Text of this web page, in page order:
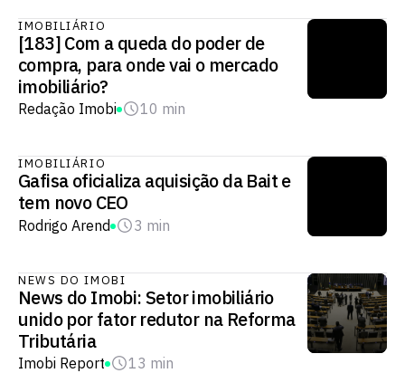
IMOBILIÁRIO
[183] Com a queda do poder de
compra, para onde vai o mercado
imobiliário?
Redação Imobi 10 min
IMOBILIÁRIO
Gafisa oficializa aquisição da Bait e
tem novo CEO
Rodrigo Arend 3 min
NEWS DO IMOBI
News do Imobi: Setor imobiliário
unido por fator redutor na Reforma
Tributária
Imobi Report 13 min